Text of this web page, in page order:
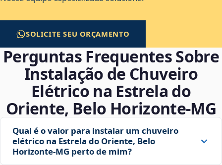
SOLICITE SEU ORÇAMENTO
Perguntas Frequentes Sobre
Instalação de Chuveiro
Elétrico na Estrela do
Oriente, Belo Horizonte‑MG
Qual é o valor para instalar um chuveiro
elétrico na Estrela do Oriente, Belo
Horizonte‑MG perto de mim?